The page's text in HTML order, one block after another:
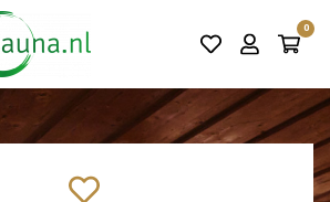
0
de beste acties in één klik!